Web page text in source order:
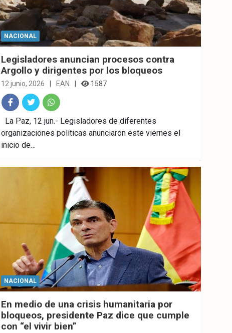
NACIONAL
Legisladores anuncian procesos contra
Argollo y dirigentes por los bloqueos
12 junio, 2026 EAN 1587
Fac
ebo
Twitt
er
What
sAp
La Paz, 12 jun.- Legisladores de diferentes
organizaciones políticas anunciaron este viernes el
inicio de…
NACIONAL
En medio de una crisis humanitaria por
bloqueos, presidente Paz dice que cumple
con “el vivir bien”